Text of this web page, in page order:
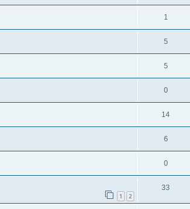
1
5
5
0
14
6
0
1 2
33